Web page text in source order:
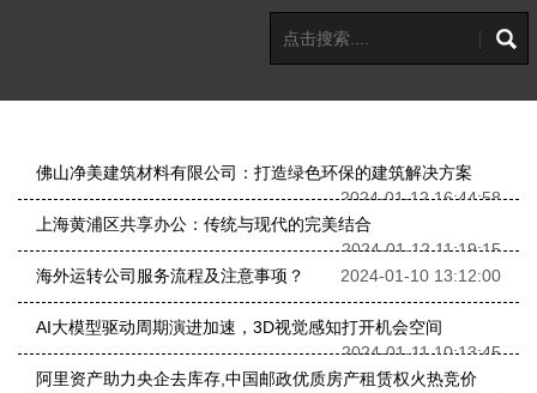
佛山净美建筑材料有限公司：打造绿色环保的建筑解决方案
2024-01-12 16:44:58
上海黄浦区共享办公：传统与现代的完美结合
2024-01-12 11:19:15
海外运转公司服务流程及注意事项？
2024-01-10 13:12:00
AI大模型驱动周期演进加速，3D视觉感知打开机会空间
2024-01-11 10:13:45
阿里资产助力央企去库存,中国邮政优质房产租赁权火热竞价